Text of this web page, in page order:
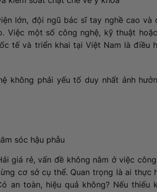
lớn, đội ngũ bác sĩ tay nghề cao và
Việc một số công nghệ, kỹ thuật
tế và triển khai tại Việt Nam là điều
không phải yếu tố duy nhất ảnh
sóc hậu phẫu
giá rẻ, vấn đề không nằm ở việc
cơ sở cụ thể. Quan trọng là ai thực
an toàn, hiệu quả không? Nếu thiếu